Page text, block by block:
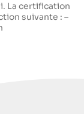
La certification
suivante : –